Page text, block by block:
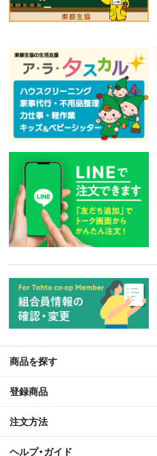
商品を探す
登録商品
注文方法
ヘルプ・ガイド